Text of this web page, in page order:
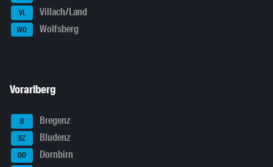
VL Villach/Land
WO Wolfsberg
Vorarlberg
B Bregenz
BZ Bludenz
DO Dornbirn